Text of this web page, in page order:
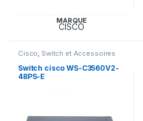
MARQUE
CISCO
Cisco Switch et Accessoires
Cisco
Switch cisco WS-C3560V2-
48PS-E